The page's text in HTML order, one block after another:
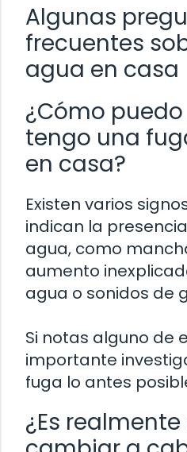
Algunas
frecuentes
agua en casa
¿Cómo
tengo una
en casa?
Existen varios
indican la
agua, como
aumento
agua o sonidos de
Si notas alguno de
importante
fuga lo antes
¿Es